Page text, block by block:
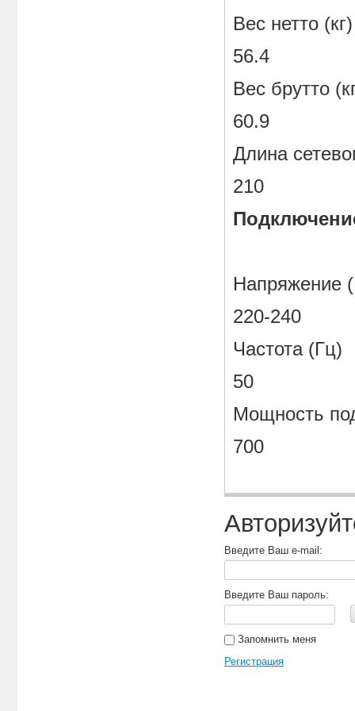
Вес нетто (кг)
56.4
Вес брутто
60.9
Длина
210
Напряжение
220-240
Частота (Гц)
50
Мощность
700
Введите Ваш e-mail:
Введите Ваш пароль:
Запомнить меня
Регистрация